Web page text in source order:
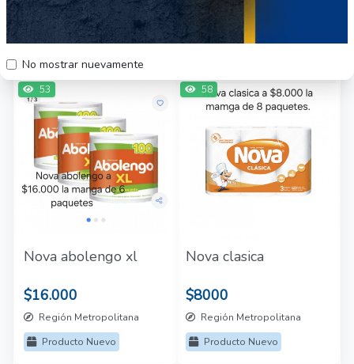
No mostrar nuevamente
Región Metropolitana
Producto Nuevo
Producto Nuevo
53
Nova abolengo xl
$16.000
Región Metropolitana
Producto Nuevo
58
Nova clasica
$8000
Región Metropolitana
Producto Nuevo